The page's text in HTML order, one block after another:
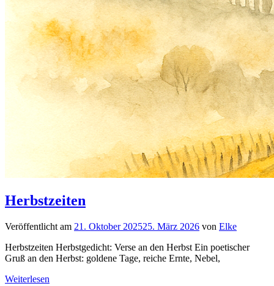
Herbstzeiten
Veröffentlicht am 21. Oktober 202525. März 2026 von Elke
Herbstzeiten Herbstgedicht: Verse an den Herbst Ein poetischer
Gruß an den Herbst: goldene Tage, reiche Ernte, Nebel,
Weiterlesen